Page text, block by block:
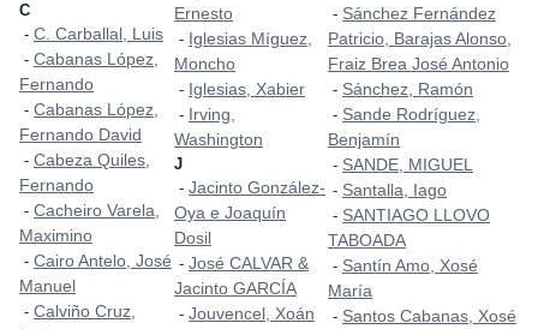
C
- C. Carballal, Luis
- Cabanas López,
Fernando
- Cabanas López,
Fernando David
- Cabeza Quiles,
Fernando
- Cacheiro Varela,
Maximino
- Cairo Antelo, José
Manuel
- Calviño Cruz,
Ernesto
- Iglesias Míguez,
Moncho
- Iglesias, Xabier
- Irving,
Washington
J
- Jacinto González-
Oya e Joaquín
Dosil
- José CALVAR &
Jacinto GARCÍA
- Jouvencel, Xoán
- Sánchez Fernández
Patricio, Barajas Alonso,
Fraiz Brea José Antonio
- Sánchez, Ramón
- Sande Rodríguez,
Benjamín
- SANDE, MIGUEL
- Santalla, Iago
- SANTIAGO LLOVO
TABOADA
- Santín Amo, Xosé
María
- Santos Cabanas, Xosé